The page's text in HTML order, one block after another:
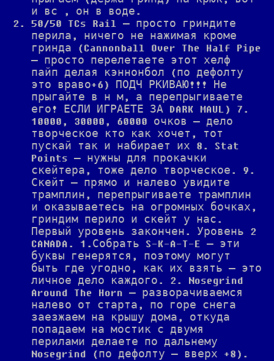
и вс , он в воде.
50/50 TCs Rail — просто гриндите
перила, ничего не нажимая кроме
гринда (Cannonball Over The Half Pipe
— просто перелетаете этот хелф
пайп делая кэннонбол (по дефолту
это враво+6) ПОДЧ РКИВАЮ!!! Не
прыгайте в н м, а перепрыгиваете
его! ЕСЛИ ИГРАЕТЕ ЗА DARK MAUL) 7.
10000, 30000, 60000 очков — дело
творческое кто как хочет, тот
пускай так и набирает их 8. Stat
Points — нужны для прокачки
скейтера, тоже дело творческое. 9.
Скейт — прямо и налево увидите
трамплин, перепрыгиваете трамплин
и оказываетесь на огромных бочках,
гриндим перило и скейт у нас.
Первый уровень закончен. Уровень 2
CANADA. 1.Собрать S-K-A-T-E — эти
буквы генерятся, поэтому могут
быть где угодно, как их взять — это
личное дело каждого. 2. Nosegrind
Around The Horn — разворачиваемся
налево от старта, по горе снега
заезжаем на крышу дома, откуда
попадаем на мостик с двумя
перилами делаете по дальнему
Nosegrind (по дефолту — вверх +8).